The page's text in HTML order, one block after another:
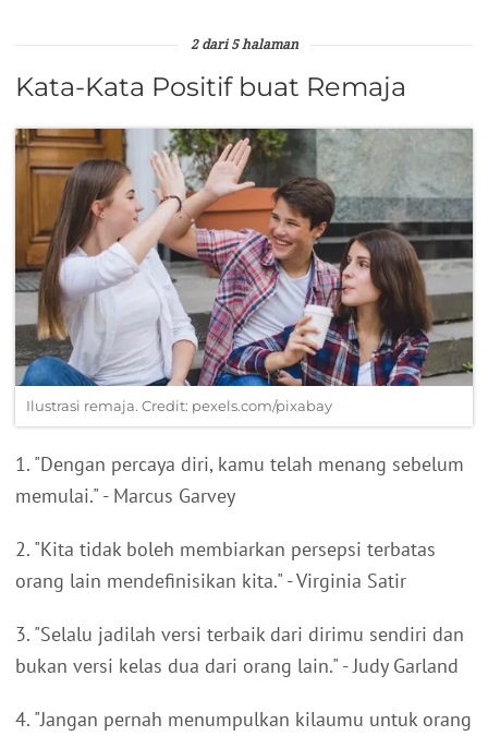
2 dari 5 halaman
Kata-Kata Positif buat Remaja
Ilustrasi remaja. Credit: pexels.com/pixabay
1. "Dengan percaya diri, kamu telah menang sebelum
memulai." - Marcus Garvey
2. "Kita tidak boleh membiarkan persepsi terbatas
orang lain mendefinisikan kita." - Virginia Satir
3. "Selalu jadilah versi terbaik dari dirimu sendiri dan
bukan versi kelas dua dari orang lain." - Judy Garland
4. "Jangan pernah menumpulkan kilaumu untuk orang